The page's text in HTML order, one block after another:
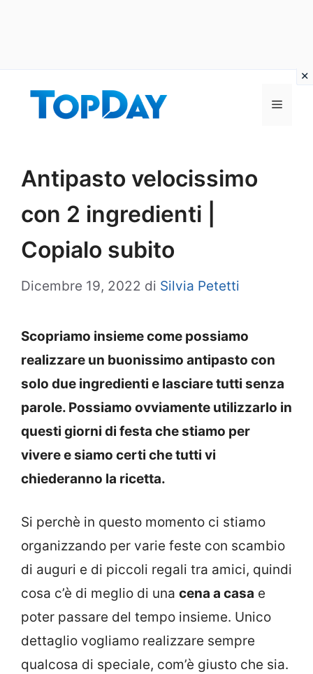
Menu
Antipasto velocissimo
con 2 ingredienti |
Copialo subito
Dicembre 19, 2022 di Silvia Petetti
Scopriamo insieme come possiamo
realizzare un buonissimo antipasto con
solo due ingredienti e lasciare tutti senza
parole. Possiamo ovviamente utilizzarlo in
questi giorni di festa che stiamo per
vivere e siamo certi che tutti vi
chiederanno la ricetta.
Si perchè in questo momento ci stiamo
organizzando per varie feste con scambio
di auguri e di piccoli regali tra amici, quindi
cosa c’è di meglio di una cena a casa e
poter passare del tempo insieme. Unico
dettaglio vogliamo realizzare sempre
qualcosa di speciale, com’è giusto che sia.